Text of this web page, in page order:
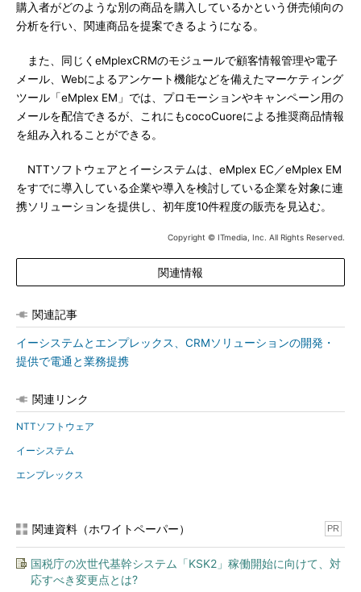
購入者がどのような別の商品を購入しているかという併売傾向の
分析を行い、関連商品を提案できるようになる。
また、同じくeMplexCRMのモジュールで顧客情報管理や電子
メール、Webによるアンケート機能などを備えたマーケティング
ツール「eMplex EM」では、プロモーションやキャンペーン用の
メールを配信できるが、これにもcocoCuoreによる推奨商品情報
を組み入れることができる。
NTTソフトウェアとイーシステムは、eMplex EC／eMplex EM
をすでに導入している企業や導入を検討している企業を対象に連
携ソリューションを提供し、初年度10件程度の販売を見込む。
Copyright © ITmedia, Inc. All Rights Reserved.
関連情報
関連記事
イーシステムとエンプレックス、CRMソリューションの開発・
提供で電通と業務提携
関連リンク
NTTソフトウェア
イーシステム
エンプレックス
関連資料（ホワイトペーパー） PR
国税庁の次世代基幹システム「KSK2」稼働開始に向けて、対
応すべき変更点とは?